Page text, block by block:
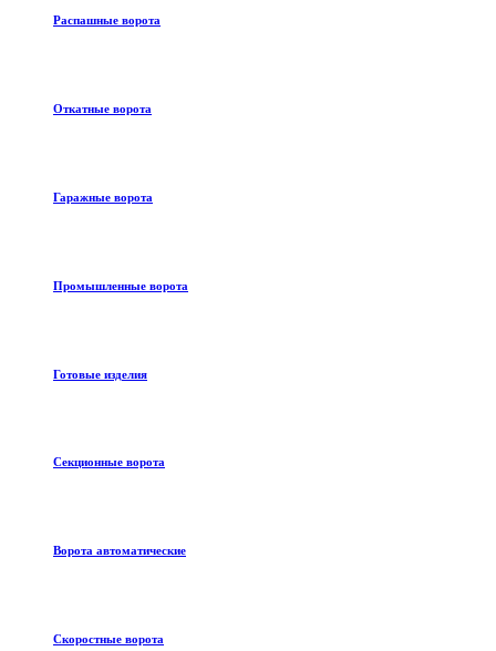
Распашные ворота
Откатные ворота
Гаражные ворота
Промышленные ворота
Готовые изделия
Секционные ворота
Ворота автоматические
Скоростные ворота